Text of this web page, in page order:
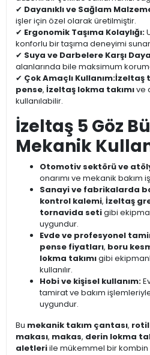
✔ Dayanıklı ve Sağlam
işler için özel olarak üretilmiştir.
✔ Ergonomik Taşıma Kolaylığı:
konforlu bir taşıma deneyimi
✔ Suya ve Darbelere Karşı
alanlarında bile maksimum
✔ Çok Amaçlı Kullanım:İzeltaş
pense, İzeltaş lokma takımıve
kullanılabilir.
İzeltaş 5 Göz
Mekanik
Otomotiv sektörü ve
onarımı ve mekanik bakım
Sanayi ve fabrikalarda
kontrol kalemi, İzeltaş
tornavida setigibi
uygundur.
Evde ve profesyonel
pense fiyatları, boru
lokma takımıgibi
kullanılır.
Hobi ve kişisel kullanım:
tamirat ve bakım
uygundur.
Bu mekanik takım çantası,
makası, makas, derin lokma
aletleriile mükemmel bir kombin